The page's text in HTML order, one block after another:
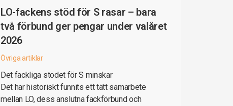
LO-fackens stöd för S rasar – bara
två förbund ger pengar under valåret
2026
Övriga artiklar
Det fackliga stödet för S minskar
Det har historiskt funnits ett tätt samarbete
mellan LO, dess anslutna fackförbund och